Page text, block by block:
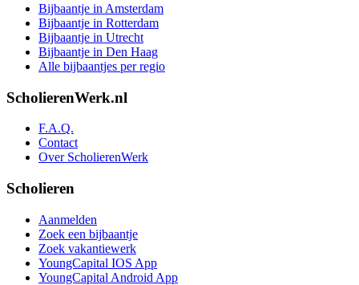
Bijbaantje in Amsterdam
Bijbaantje in Rotterdam
Bijbaantje in Utrecht
Bijbaantje in Den Haag
Alle bijbaantjes per regio
ScholierenWerk.nl
F.A.Q.
Contact
Over ScholierenWerk
Scholieren
Aanmelden
Zoek een bijbaantje
Zoek vakantiewerk
YoungCapital IOS App
YoungCapital Android App